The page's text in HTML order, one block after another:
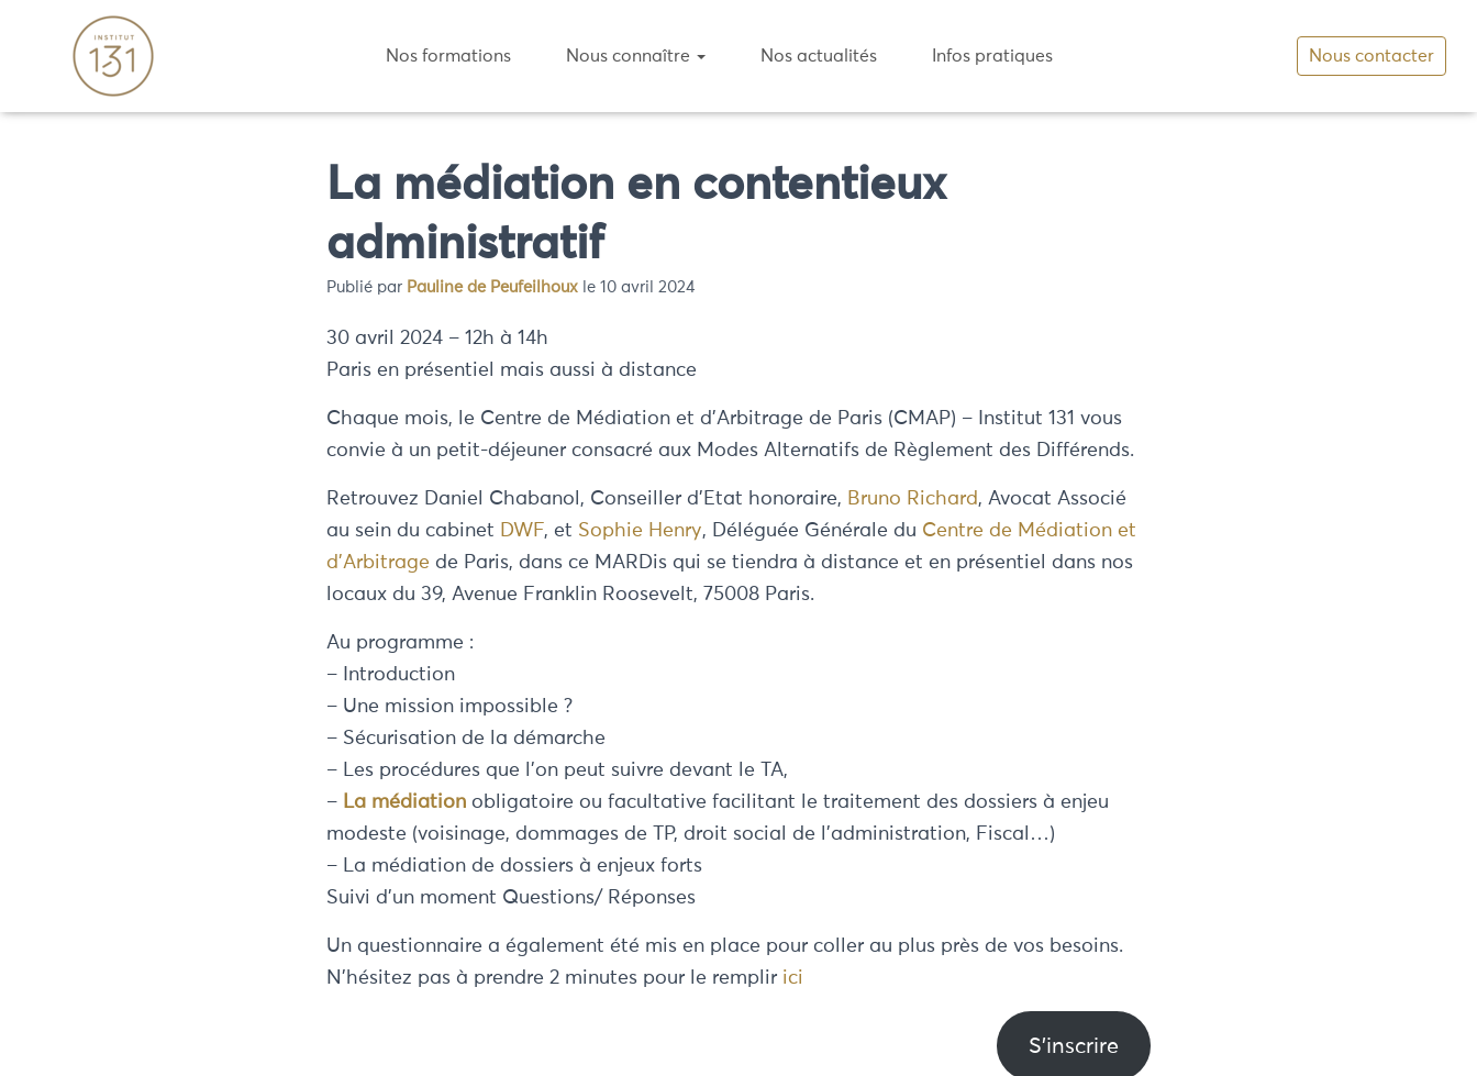
Nos formations Nous connaître Nos actualités Infos pratiques Nous contacter
La médiation en contentieux
administratif
Publié par Pauline de Peufeilhoux le 10 avril 2024
30 avril 2024 – 12h à 14h
Paris en présentiel mais aussi à distance
Chaque mois, le Centre de Médiation et d’Arbitrage de Paris (CMAP) – Institut 131 vous
convie à un petit-déjeuner consacré aux Modes Alternatifs de Règlement des Différends.
Retrouvez Daniel Chabanol, Conseiller d’Etat honoraire, Bruno Richard, Avocat Associé
au sein du cabinet DWF, et Sophie Henry, Déléguée Générale du Centre de Médiation et
d’Arbitrage de Paris, dans ce MARDis qui se tiendra à distance et en présentiel dans nos
locaux du 39, Avenue Franklin Roosevelt, 75008 Paris.
Au programme :
– Introduction
– Une mission impossible ?
– Sécurisation de la démarche
– Les procédures que l’on peut suivre devant le TA,
– La médiation obligatoire ou facultative facilitant le traitement des dossiers à enjeu
modeste (voisinage, dommages de TP, droit social de l’administration, Fiscal…)
– La médiation de dossiers à enjeux forts
Suivi d’un moment Questions/ Réponses
Un questionnaire a également été mis en place pour coller au plus près de vos besoins.
N’hésitez pas à prendre 2 minutes pour le remplir ici
S’inscrire